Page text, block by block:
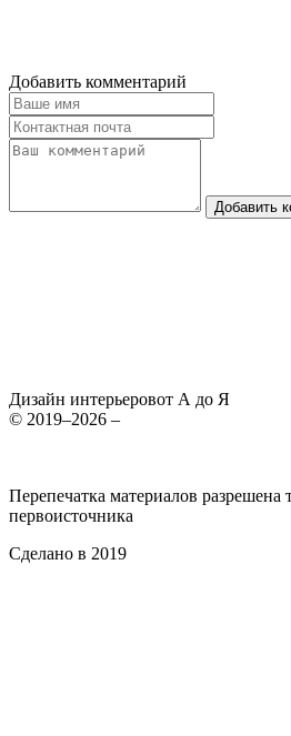
Добавить комментарий
Добавить
Дизайн интерьеровот А до Я
© 2019–2026 –
Перепечатка материалов разрешена
первоисточника
Сделано в 2019